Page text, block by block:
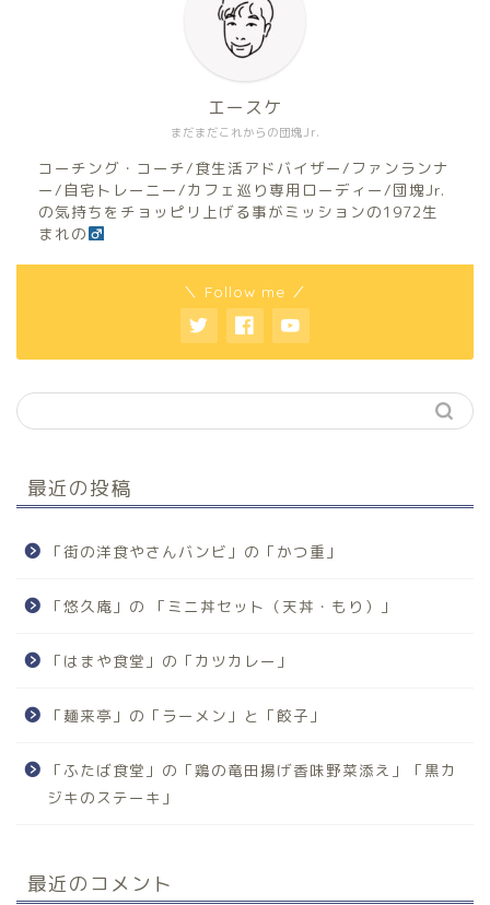
まだまだこれからの団塊Jr.
エースケ
コーチング・コーチ/食生活アドバイザー/ファンランナ
ー/自宅トレーニー/カフェ巡り専用ローディー/団塊Jr.
の気持ちをチョッピリ上げる事がミッションの1972生
まれの
＼ Follow me ／
最近の投稿
「街の洋食やさんバンビ」の「かつ重」
「悠久庵」の 「ミニ丼セット（天丼・もり）」
「はまや食堂」の「カツカレー」
「麺来亭」の「ラーメン」と「餃子」
「ふたば食堂」の「鶏の竜田揚げ香味野菜添え」「黒カ
ジキのステーキ」
最近のコメント